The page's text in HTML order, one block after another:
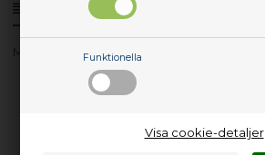
Funktionella
Visa cookie-detaljer
Produktinfo
MIRAKULOS 30348834 - 949718292-00